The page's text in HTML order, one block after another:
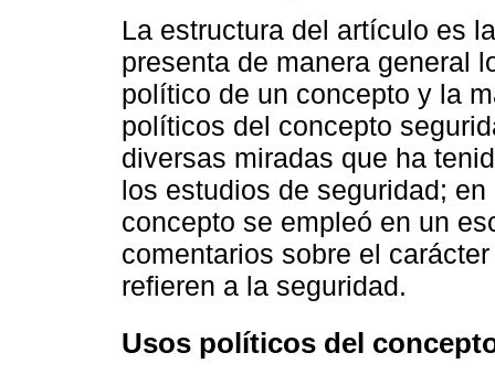
La estructura del artículo es
presenta de manera general
político de un concepto y la
políticos del concepto
diversas miradas que ha
los estudios de seguridad;
concepto se empleó en un
comentarios sobre el
refieren a la seguridad.
Usos políticos del